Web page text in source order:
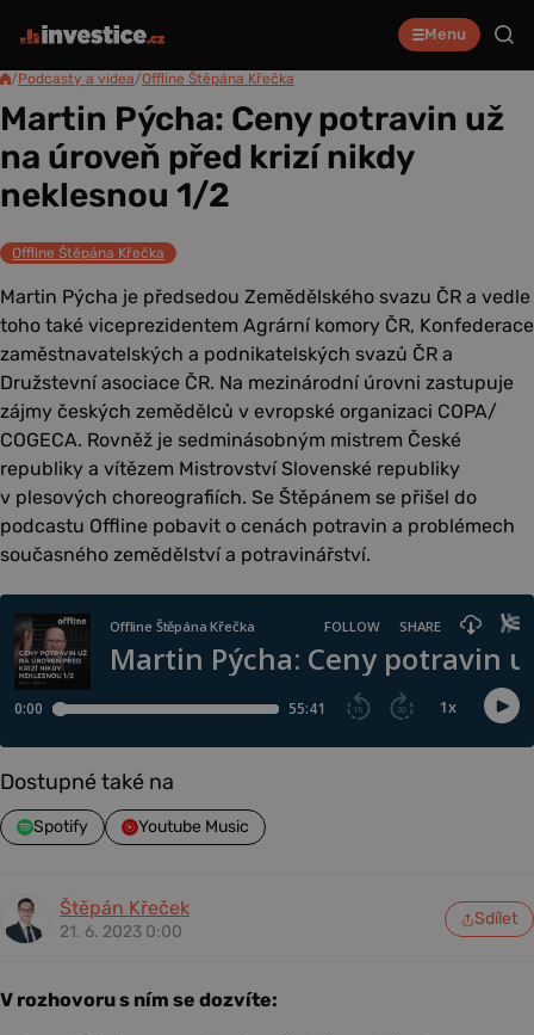
Menu
/Podcasty a videa/Offline Štěpána Křečka
Martin Pýcha: Ceny potravin už
na úroveň před krizí nikdy
neklesnou 1/2
Offline Štěpána Křečka
Martin Pýcha je předsedou Zemědělského svazu ČR a vedle
toho také viceprezidentem Agrární komory ČR, Konfederace
zaměstnavatelských a podnikatelských svazů ČR a
Družstevní asociace ČR. Na mezinárodní úrovni zastupuje
zájmy českých zemědělců v evropské organizaci COPA/
COGECA. Rovněž je sedminásobným mistrem České
republiky a vítězem Mistrovství Slovenské republiky
v plesových choreografiích. Se Štěpánem se přišel do
podcastu Offline pobavit o cenách potravin a problémech
současného zemědělství a potravinářství.
Dostupné také na
Spotify Youtube Music
Štěpán Křeček
21. 6. 2023 0:00
Sdílet
V rozhovoru s ním se dozvíte: